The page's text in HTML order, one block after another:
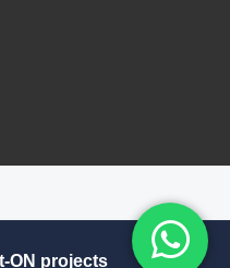
ON projects